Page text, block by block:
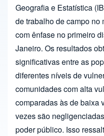
Geografia e Estatística
de trabalho de campo
com ênfase no primeiro
Janeiro. Os resultados
significativas entre as
diferentes níveis de
comunidades com alta
comparadas às de baixa
vezes são
poder público. Isso